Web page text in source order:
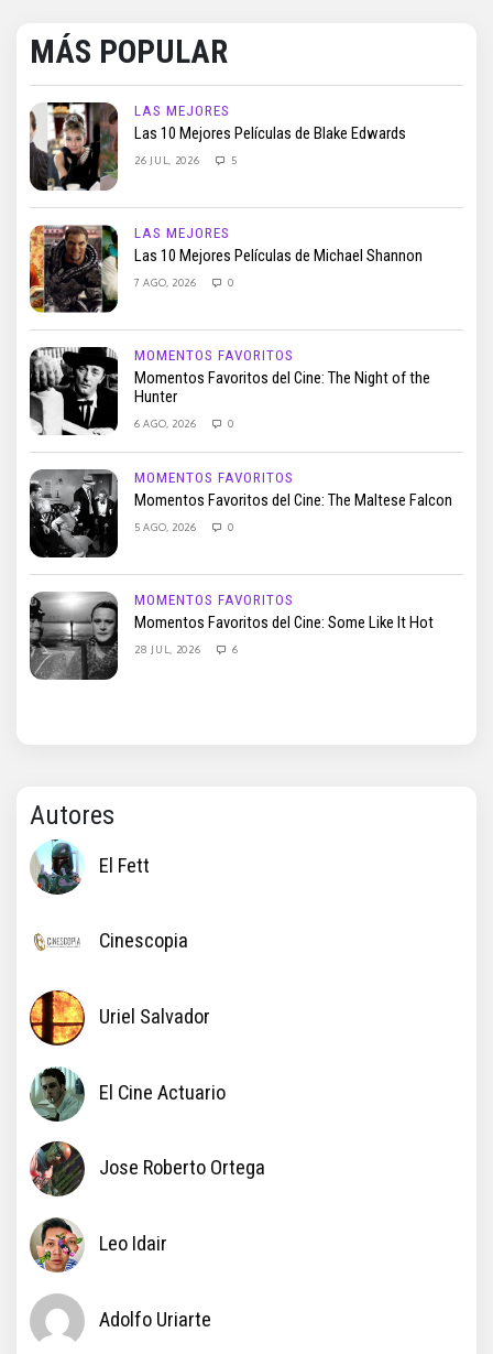
MÁS POPULAR
LAS MEJORES
Las 10 Mejores Películas de Blake Edwards
26 JUL, 2026 5
LAS MEJORES
Las 10 Mejores Películas de Michael Shannon
7 AGO, 2026 0
MOMENTOS FAVORITOS
Momentos Favoritos del Cine: The Night of the
Hunter
6 AGO, 2026 0
MOMENTOS FAVORITOS
Momentos Favoritos del Cine: The Maltese Falcon
5 AGO, 2026 0
MOMENTOS FAVORITOS
Momentos Favoritos del Cine: Some Like It Hot
28 JUL, 2026 6
Autores
El Fett
Cinescopia
Uriel Salvador
El Cine Actuario
Jose Roberto Ortega
Leo Idair
Adolfo Uriarte